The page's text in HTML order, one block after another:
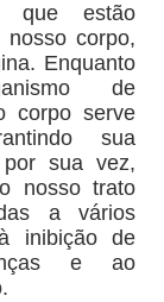
que estão
corpo,
Enquanto
de
corpo serve
sua
por sua vez,
nosso trato
a vários
inibição de
e ao